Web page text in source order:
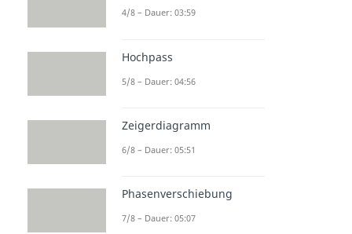
4/8 – Dauer: 03:59
Hochpass
5/8 – Dauer: 04:56
Zeigerdiagramm
6/8 – Dauer: 05:51
Phasenverschiebung
7/8 – Dauer: 05:07